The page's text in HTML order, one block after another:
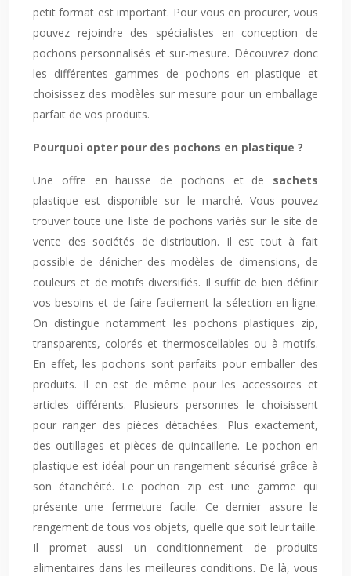
petit format est important. Pour vous en procurer, vous
pouvez rejoindre des spécialistes en conception de
pochons personnalisés et sur-mesure. Découvrez donc
les différentes gammes de pochons en plastique et
choisissez des modèles sur mesure pour un emballage
parfait de vos produits.
Pourquoi opter pour des pochons en plastique ?
Une offre en hausse de pochons et de sachets
plastique est disponible sur le marché. Vous pouvez
trouver toute une liste de pochons variés sur le site de
vente des sociétés de distribution. Il est tout à fait
possible de dénicher des modèles de dimensions, de
couleurs et de motifs diversifiés. Il suffit de bien définir
vos besoins et de faire facilement la sélection en ligne.
On distingue notamment les pochons plastiques zip,
transparents, colorés et thermoscellables ou à motifs.
En effet, les pochons sont parfaits pour emballer des
produits. Il en est de même pour les accessoires et
articles différents. Plusieurs personnes le choisissent
pour ranger des pièces détachées. Plus exactement,
des outillages et pièces de quincaillerie. Le pochon en
plastique est idéal pour un rangement sécurisé grâce à
son étanchéité. Le pochon zip est une gamme qui
présente une fermeture facile. Ce dernier assure le
rangement de tous vos objets, quelle que soit leur taille.
Il promet aussi un conditionnement de produits
alimentaires dans les meilleures conditions. De là, vous